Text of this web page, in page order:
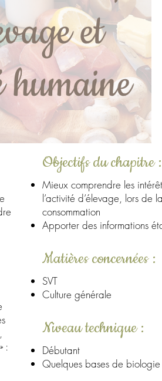
-
et santé
:
Objectifs du chapitre :
Mieux comprendre les
l’activité d’élevage, lors de
consommation
Apporter des informations
Matières concernées :
SVT
Culture générale
Niveau technique :
Débutant
Quelques bases de